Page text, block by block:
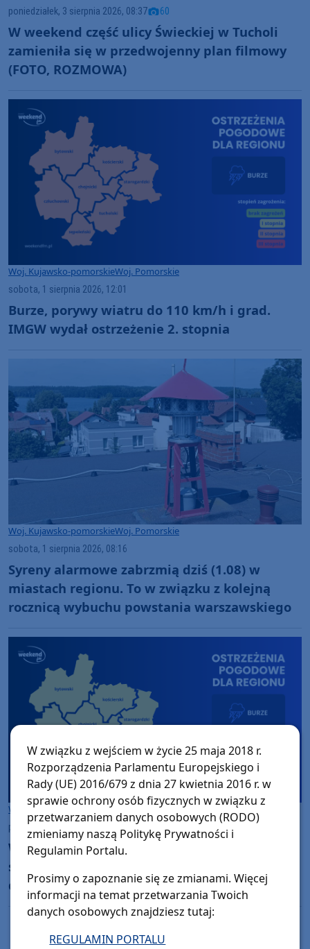
poniedziałek, 3 sierpnia 2026, 08:37 60
W weekend część ulicy Świeckiej w Tucholi
zamieniła się w przedwojenny plan filmowy
(FOTO, ROZMOWA)
Woj. Kujawsko-pomorskieWoj. Pomorskie
sobota, 1 sierpnia 2026, 12:01
Burze, porywy wiatru do 110 km/h i grad.
IMGW wydał ostrzeżenie 2. stopnia
Woj. Kujawsko-pomorskieWoj. Pomorskie
sobota, 1 sierpnia 2026, 08:16
Syreny alarmowe zabrzmią dziś (1.08) w
miastach regionu. To w związku z kolejną
rocznicą wybuchu powstania warszawskiego
Woj. Kujawsko-pomorskie Woj. Pomorskie
piątek, 31 lipca 2026, 12:41
W nocy w całym naszym regionie
spodziewane są burze z silnymi opadami
deszczu i porywami wiatru do 80 km/h.
Wydano ostrzeżenia 1. stopnia
W związku z wejściem w życie 25 maja 2018 r.
Rozporządzenia Parlamentu Europejskiego i
Rady (UE) 2016/679 z dnia 27 kwietnia 2016 r. w
sprawie ochrony osób fizycznych w związku z
przetwarzaniem danych osobowych (RODO)
zmieniamy naszą Politykę Prywatności i
Regulamin Portalu.
Prosimy o zapoznanie się ze zmianami. Więcej
informacji na temat przetwarzania Twoich
danych osobowych znajdziesz tutaj:
REGULAMIN PORTALU